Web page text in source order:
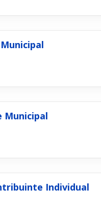
Municipal
Individual